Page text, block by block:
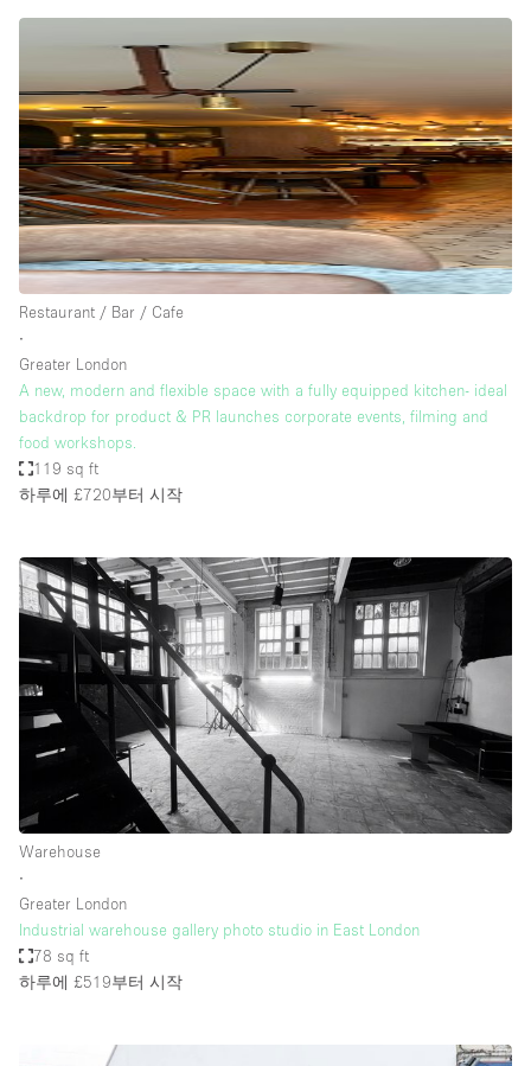
Restaurant / Bar / Cafe
∙
Greater London
A new, modern and flexible space with a fully equipped kitchen- ideal
backdrop for product & PR launches corporate events, filming and
food workshops.
119 sq ft
하루에 £720부터 시작
Warehouse
∙
Greater London
Industrial warehouse gallery photo studio in East London
78 sq ft
하루에 £519부터 시작